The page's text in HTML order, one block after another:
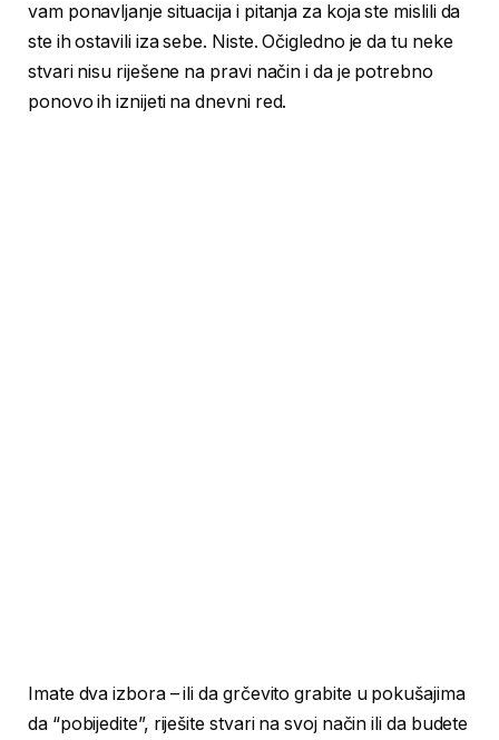
vam ponavljanje situacija i pitanja za koja ste mislili da
ste ih ostavili iza sebe. Niste. Očigledno je da tu neke
stvari nisu riješene na pravi način i da je potrebno
ponovo ih iznijeti na dnevni red.
Imate dva izbora – ili da grčevito grabite u pokušajima
da “pobijedite”, riješite stvari na svoj način ili da budete